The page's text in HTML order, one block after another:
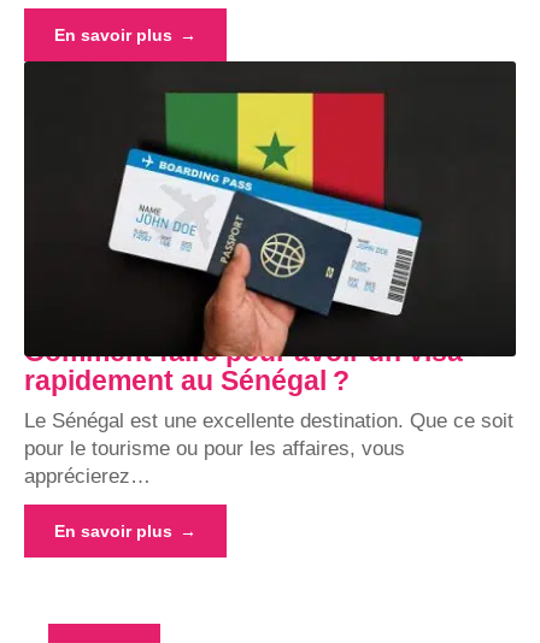
En savoir plus
Comment faire pour avoir un visa
rapidement au Sénégal ?
Le Sénégal est une excellente destination. Que ce soit
pour le tourisme ou pour les affaires, vous
apprécierez…
En savoir plus